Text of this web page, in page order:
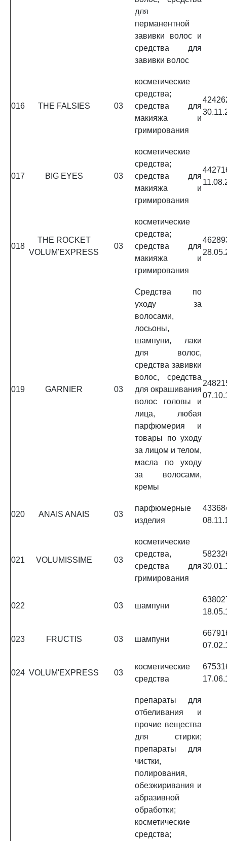
для
перманентной
завивки волос и
средства для
завивки волос
016 THE FALSIES 03
косметические
средства;
средства для
макияжа и
гримирования
017 BIG EYES 03
косметические
средства;
средства для
макияжа и
гримирования
018
THE ROCKET
VOLUM'EXPRESS
03
косметические
средства;
средства для
макияжа и
гримирования
019 GARNIER 03
Средства по
уходу за
волосами,
лосьоны,
шампуни, лаки
для волос,
средства завивки
волос, средства
для окрашивания
волос головы и
лица, любая
парфюмерия и
товары по уходу
за лицом и телом,
масла по уходу
за волосами,
кремы
020 ANAIS ANAIS 03
парфюмерные
изделия
021 VOLUMISSIME 03
косметические
средства,
средства для
гримирования
022 03 шампуни
023 FRUCTIS 03 шампуни
024 VOLUM'EXPRESS 03
косметические
средства
препараты для
отбеливания и
прочие вещества
для стирки;
препараты для
чистки,
полирования,
обезжиривания и
абразивной
обработки;
косметические
средства;